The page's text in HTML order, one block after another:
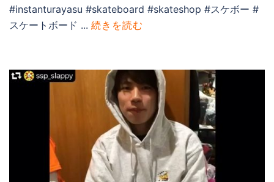
#instanturayasu #skateboard #skateshop #スケボー #
スケートボード ... 続きを読む